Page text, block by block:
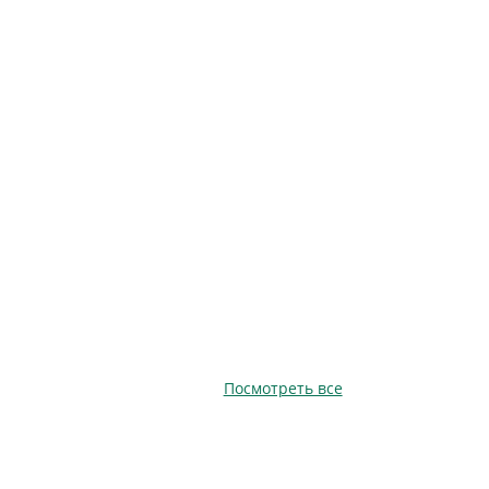
Посмотреть все